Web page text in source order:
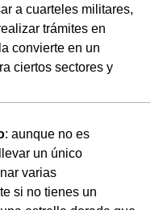
a cuarteles militares,
trámites en
convierte en un
ciertos sectores y
: aunque no es
un único
varias
si no tienes un